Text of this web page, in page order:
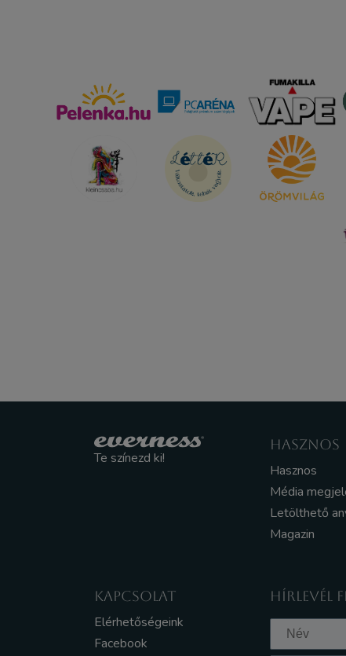
Te színezd ki!
HASZNOS
Hasznos
Média
Letölthető
Magazin
KAPCSOLAT
Elérhetőségeink
Facebook
HÍRLEVÉL